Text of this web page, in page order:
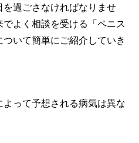
を過ごさなければなりませ
よく相談を受ける「ペニス
いて簡単にご紹介していき
って予想される病気は異な